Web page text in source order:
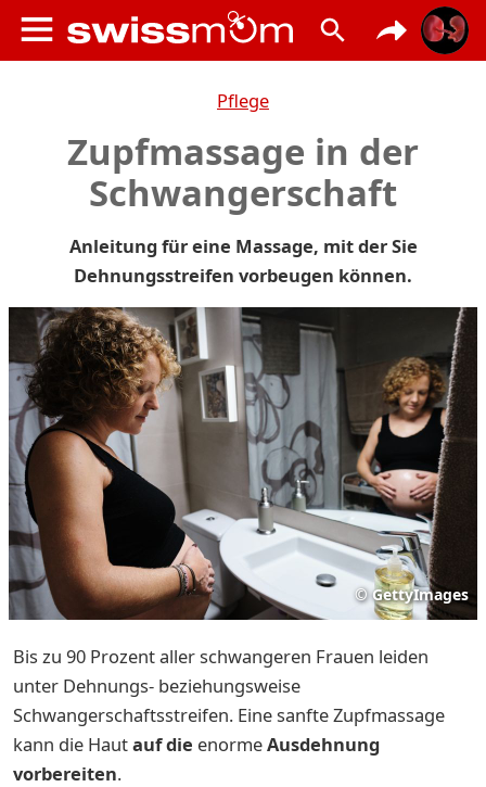
Pflege
Zupfmassage in der
Schwangerschaft
Anleitung für eine Massage, mit der Sie
Dehnungsstreifen vorbeugen können.
© GettyImages
Bis zu 90 Prozent aller schwangeren Frauen leiden
unter Dehnungs- beziehungsweise
Schwangerschaftsstreifen. Eine sanfte Zupfmassage
kann die Hautauf die enormeAusdehnung
vorbereiten.